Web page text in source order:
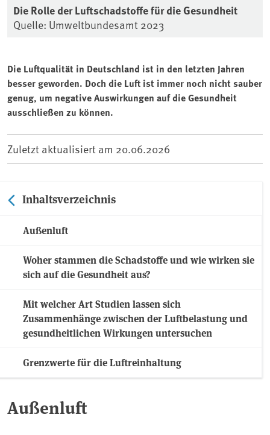
Die Rolle der Luftschadstoffe für die Gesundheit
Quelle: Umweltbundesamt 2023
Die Luftqualität in Deutschland ist in den letzten Jahren
besser geworden. Doch die Luft ist immer noch nicht sauber
genug, um negative Auswirkungen auf die Gesundheit
ausschließen zu können.
Zuletzt aktualisiert am 20.06.2026
Inhaltsverzeichnis
Außenluft
Woher stammen die Schadstoffe und wie wirken sie
sich auf die Gesundheit aus?
Mit welcher Art Studien lassen sich
Zusammenhänge zwischen der Luftbelastung und
gesundheitlichen Wirkungen untersuchen
Grenzwerte für die Luftreinhaltung
Außenluft